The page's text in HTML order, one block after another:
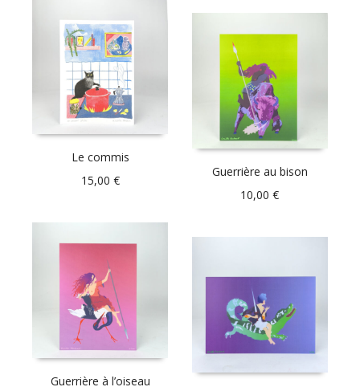
Le commis
15,00 €
Guerrière au bison
10,00€
Guerrière à l’oiseau